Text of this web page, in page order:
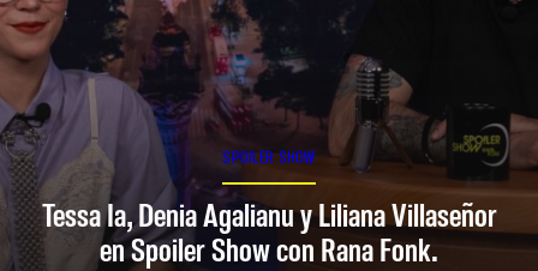
SPOILER SHOW
Tessa Ia, Denia Agalianu y Liliana Villaseñor
en Spoiler Show con Rana Fonk.